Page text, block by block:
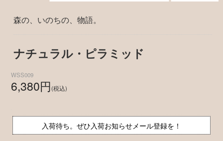
森の、いのちの、物語。
ナチュラル・ピラミッド
WSS009
6,380円(税込)
入荷待ち。ぜひ入荷お知らせメール登録を！